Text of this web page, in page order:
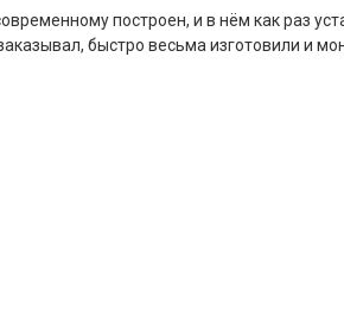
построен, и в нём как раз
быстро весьма изготовили и